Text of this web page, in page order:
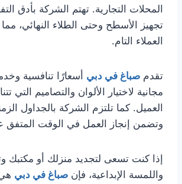
المحلات التجارية. تهتم الشركة بأدق
تجهيز الأسطح وحتى الطلاء النهائي،
العملاء التام.
تقدم صباغ في دبي أسعارًا تنافسية
مجانية لاختيار الألوان والتصاميم التي
العميل. كما تلتزم الشركة بالجداول
وتضمن إنجاز العمل في الوقت المتفق
إذا كنت تسعى لتجديد منزلك أو مكتبك
واللمسة الإبداعية، فإن صباغ في دبي